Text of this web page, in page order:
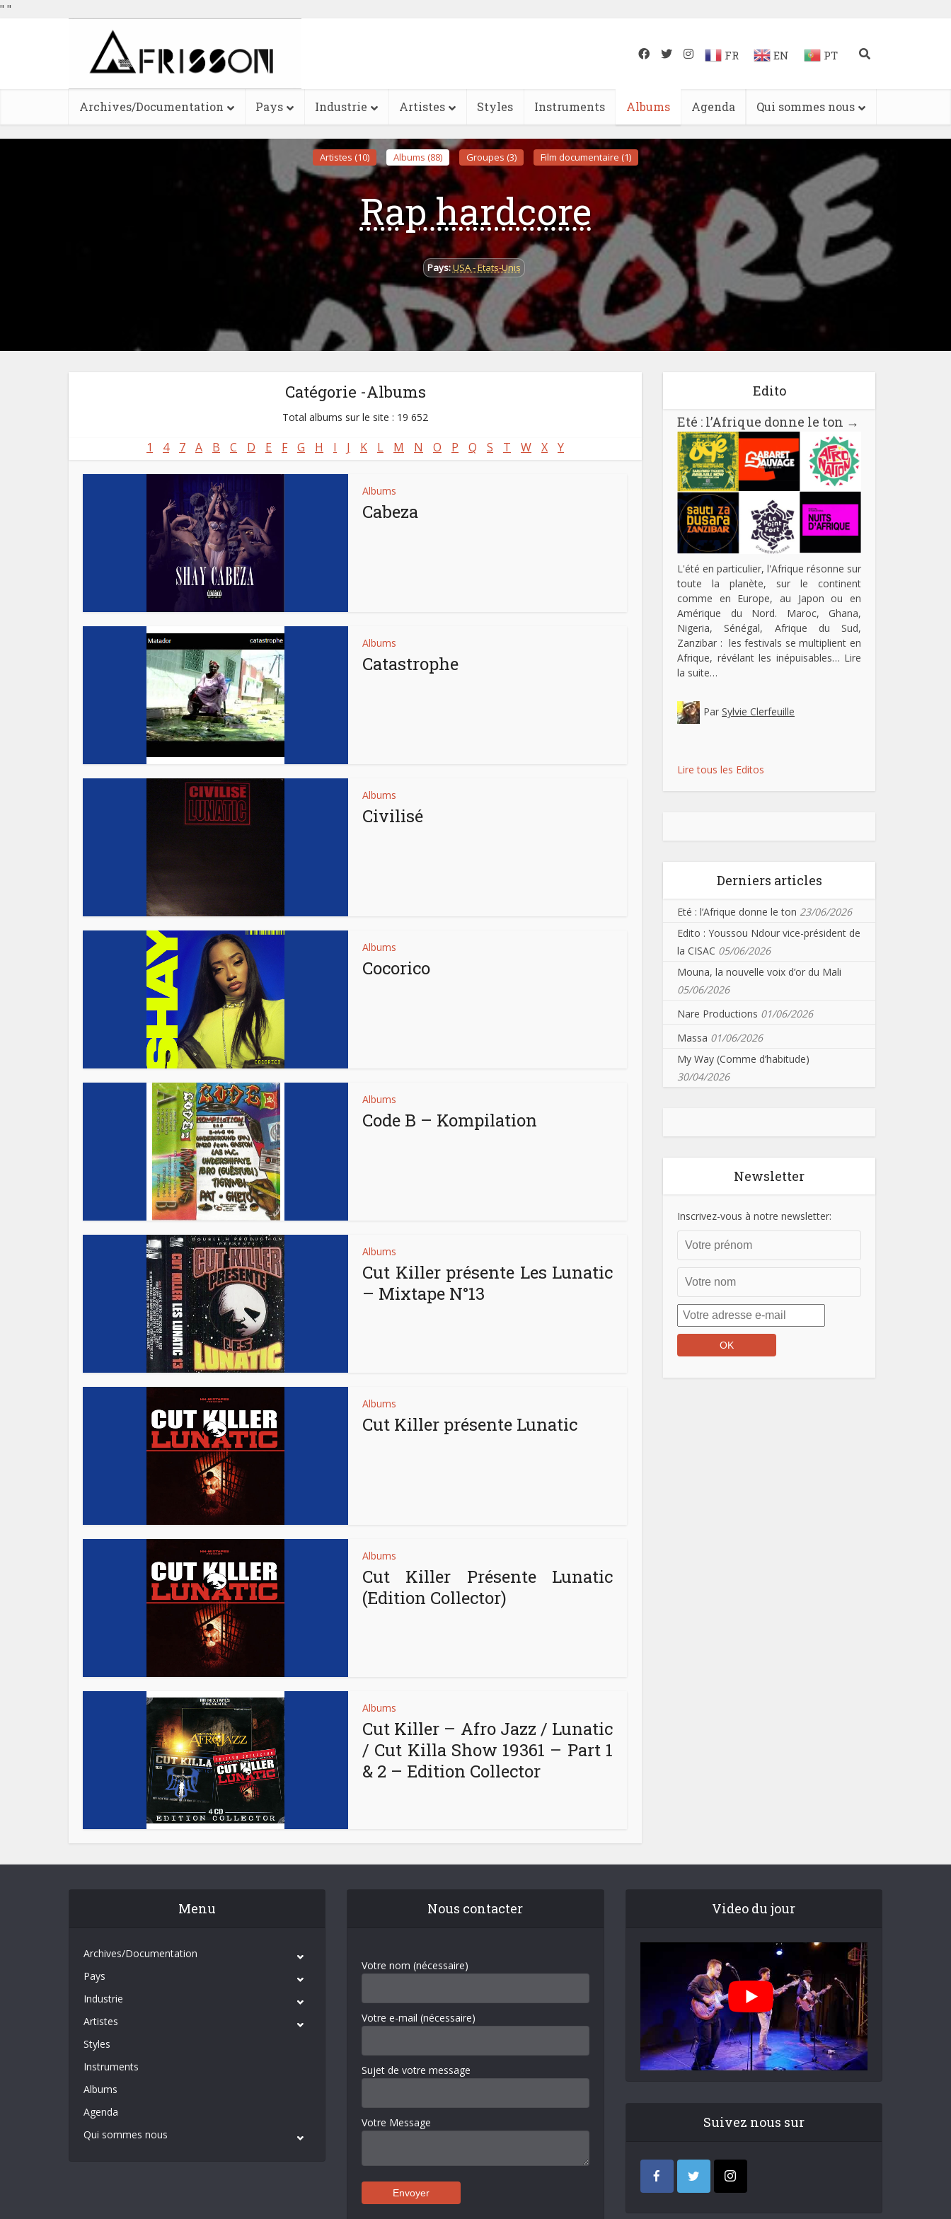
" "
FR EN PT
Archives/Documentation Pays Industrie Artistes Styles Instruments Albums Agenda Qui sommes nous
Artistes (10) Albums (88) Groupes (3) Film documentaire (1)
Rap hardcore
Pays:USA - Etats-Unis
Catégorie -Albums
Total albums sur le site : 19 652
1 4 7 A B C D E F G H I J K L M N O P Q S T W X Y
Albums
Cabeza
Albums
Catastrophe
Albums
Civilisé
Albums
Cocorico
Albums
Code B – Kompilation
Albums
Cut Killer présente Les Lunatic
– Mixtape N°13
Albums
Cut Killer présente Lunatic
Albums
Cut Killer Présente Lunatic
(Edition Collector)
Albums
Cut Killer – Afro Jazz / Lunatic
/ Cut Killa Show 19361 – Part 1
& 2 – Edition Collector
Edito
Eté : l’Afrique donne le ton →
L'été en particulier, l'Afrique résonne sur
toute la planète, sur le continent
comme en Europe, au Japon ou en
Amérique du Nord. Maroc, Ghana,
Nigeria, Sénégal, Afrique du Sud,
Zanzibar : les festivals se multiplient en
Afrique, révélant les inépuisables… Lire
la suite…
Par Sylvie Clerfeuille
Lire tous les Editos
Derniers articles
Eté : l’Afrique donne le ton 23/06/2026
Edito : Youssou Ndour vice-président de
la CISAC 05/06/2026
Mouna, la nouvelle voix d’or du Mali
05/06/2026
Nare Productions 01/06/2026
Massa 01/06/2026
My Way (Comme d’habitude)
30/04/2026
Newsletter
Inscrivez-vous à notre newsletter:
Menu
Archives/Documentation
Pays
Industrie
Artistes
Styles
Instruments
Albums
Agenda
Qui sommes nous
Nous contacter
Votre nom (nécessaire)
Votre e-mail (nécessaire)
Sujet de votre message
Votre Message
Video du jour
Suivez nous sur